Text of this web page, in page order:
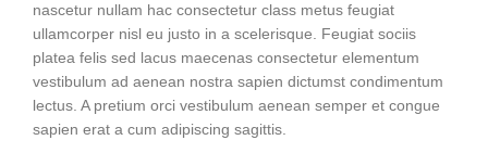
nascetur nullam hac consectetur class metus feugiat
ullamcorper nisl eu justo in a scelerisque. Feugiat sociis
platea felis sed lacus maecenas consectetur elementum
vestibulum ad aenean nostra sapien dictumst condimentum
lectus. A pretium orci vestibulum aenean semper et congue
sapien erat a cum adipiscing sagittis.